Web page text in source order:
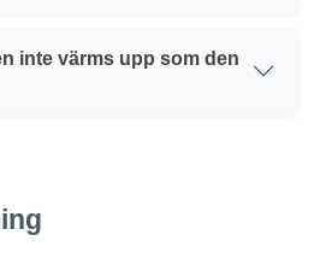
inte värms upp som den